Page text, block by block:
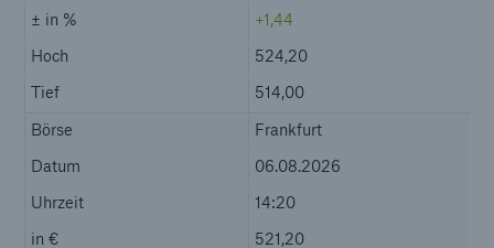
600 bn
US Dollar im Jahr 2018